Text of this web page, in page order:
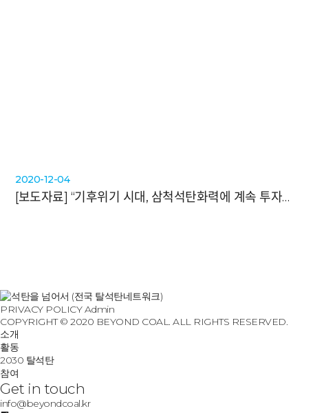
2020-12-04
[보도자료] “기후위기 시대, 삼척석탄화력에 계속 투자하실 건가요?”
PRIVACY POLICY Admin
COPYRIGHT © 2020 BEYOND COAL. ALL RIGHTS RESERVED.
소개
활동
2030 탈석탄
참여
Get in touch
info@beyondcoal.kr